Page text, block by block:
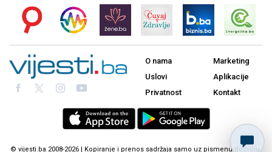
O nama
Uslovi
Privatnost
Marketing
Aplikacije
Kontakt
© vijesti.ba 2008-2026 | Kopiranje i prenos sadržaja samo uz pismenu dozvolu.